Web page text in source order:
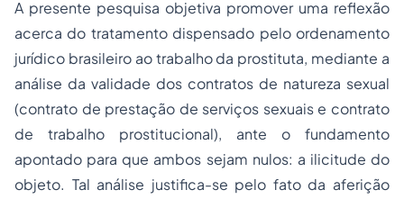
A presente pesquisa objetiva promover uma reflexão
acerca do tratamento dispensado pelo ordenamento
jurídico brasileiro ao trabalho da prostituta, mediante a
análise da validade dos contratos de natureza sexual
(contrato de prestação de serviços sexuais e contrato
de trabalho prostitucional), ante o fundamento
apontado para que ambos sejam nulos: a ilicitude do
objeto. Tal análise justifica-se pelo fato da aferição